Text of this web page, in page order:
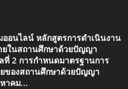
อนไลน์ หลักสูตรการดำเนินงาน
ในสถานศึกษาด้วยปัญญา
ที่ 2 การกำหนดมาตรฐานการ
ของสถานศึกษาด้วยปัญญา
าคม...